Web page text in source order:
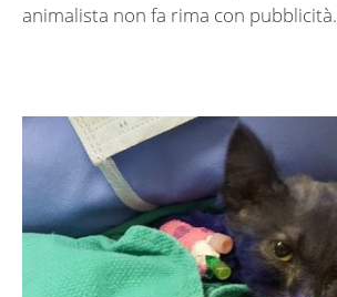
animalista non fa rima con pubblicità.